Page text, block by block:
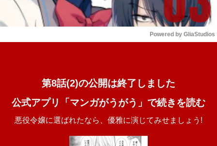
Powered by GliaStudios
第8話(2)の公開は終了しました
公式アプリ「マンガがうがう」で続きを読む
悪役令嬢に選ばれたなら、優雅に演じてみせましょう!